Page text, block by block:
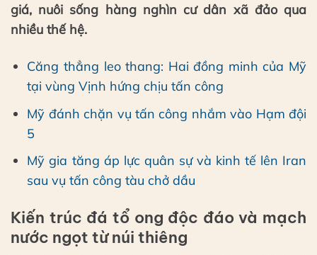
giá, nuôi sống hàng nghìn cư dân xã đảo qua
nhiều thế hệ.
Căng thẳng leo thang: Hai đồng minh của Mỹ
tại vùng Vịnh hứng chịu tấn công
Mỹ đánh chặn vụ tấn công nhắm vào Hạm đội
5
Mỹ gia tăng áp lực quân sự và kinh tế lên Iran
sau vụ tấn công tàu chở dầu
Kiến trúc đá tổ ong độc đáo và mạch
nước ngọt từ núi thiêng